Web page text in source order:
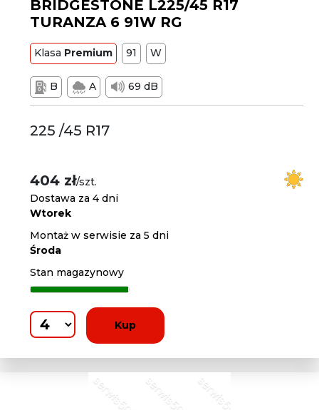
BRIDGESTONE L225/45 R17
TURANZA 6 91W RG
Klasa Premium 91 W
B A 69 dB
225 /45 R17
404 zł/szt.
Dostawa za 4 dni
Wtorek
Montaż w serwisie za 5 dni
Środa
Stan magazynowy
Kup